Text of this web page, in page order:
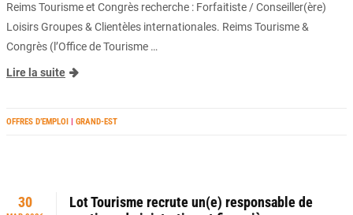
Reims Tourisme et Congrès recherche : Forfaitiste / Conseiller(ère)
Loisirs Groupes & Clientèles internationales. Reims Tourisme &
Congrès (l’Office de Tourisme …
Lire la suite
OFFRES D’EMPLOI | GRAND-EST
30
Lot Tourisme recrute un(e) responsable de